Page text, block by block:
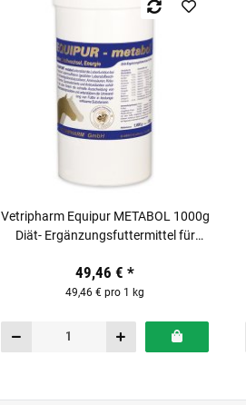
Vetripharm Equipur METABOL 1000g
Diät- Ergänzungsfuttermittel für
49,46 €*
49,46 € pro 1 kg